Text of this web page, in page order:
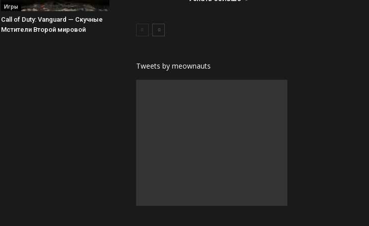
Игры
Call of Duty: Vanguard — Скучные
Мстители Второй мировой
Tweets by meownauts